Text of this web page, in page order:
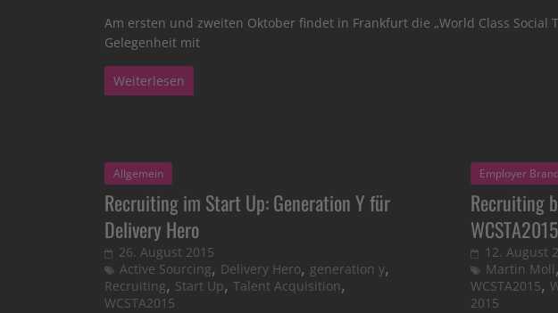
Am ersten und zweiten Oktober findet in Frankfurt die „World Class Social
Gelegenheit mit
Weiterlesen
Allgemein
Recruiting im Start Up: Generation Y für
Delivery Hero
26. August 2015
Active Sourcing, Delivery Hero, generation y,
Recruiting, Start Up, Talent Acquisition,
WCSTA2015
Employer
Recruiting
WCSTA2015
12. August
Martin Moll,
WCSTA2015,
2015